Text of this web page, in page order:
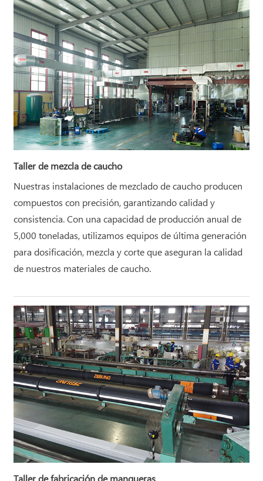
Taller de mezcla de caucho
Nuestras instalaciones de mezclado de caucho producen
compuestos con precisión, garantizando calidad y
consistencia. Con una capacidad de producción anual de
5,000 toneladas, utilizamos equipos de última generación
para dosificación, mezcla y corte que aseguran la calidad
de nuestros materiales de caucho.